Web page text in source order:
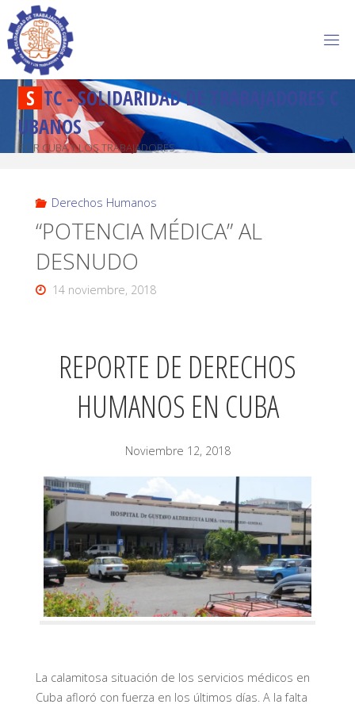
S TC-SOLIDARIDADD R A BAJADORES C
U BANOS
POR CUBA Y LOS TRABAJADORES
Derechos Humanos
“POTENCIA MÉDICA” AL
DESNUDO
14 noviembre, 2018
REPORTE DE DERECHOS
HUMANOS EN CUBA
Noviembre 12, 2018
La calamitosa situación de los servicios médicos en
Cuba afloró con fuerza en los últimos días. A la falta